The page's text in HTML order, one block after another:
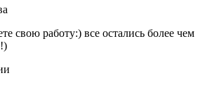
свою работу:) все остались более чем